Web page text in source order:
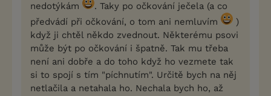
nedotýkám
. Taky po očkování ječela (a co
předvádí při očkování, o tom ani nemluvím
)
když ji chtěl někdo zvednout. Některému psovi
může být po očkování i špatně. Tak mu třeba
není ani dobře a do toho když ho vezmete tak
si to spojí s tím "píchnutím". Určitě bych na něj
netlačila a netahala ho. Nechala bych ho, až